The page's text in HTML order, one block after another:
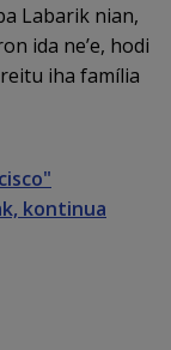
Labarik nian,
ida ne’e, hodi
iha família
kontinua